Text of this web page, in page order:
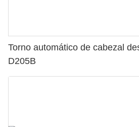
Torno automático de cabezal
D205B